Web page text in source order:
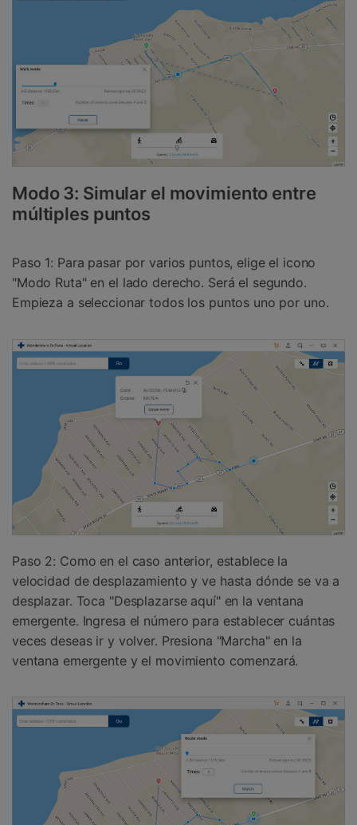
Modo 3: Simular el movimiento entre
múltiples puntos
Paso 1: Para pasar por varios puntos, elige el icono
"Modo Ruta" en el lado derecho. Será el segundo.
Empieza a seleccionar todos los puntos uno por uno.
Paso 2: Como en el caso anterior, establece la
velocidad de desplazamiento y ve hasta dónde se va a
desplazar. Toca "Desplazarse aquí" en la ventana
emergente. Ingresa el número para establecer cuántas
veces deseas ir y volver. Presiona "Marcha" en la
ventana emergente y el movimiento comenzará.